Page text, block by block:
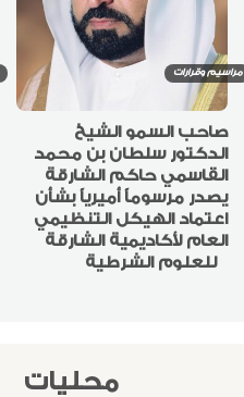
مراسيم وقرارات
صاحب السمو الشيخ
الدكتور سلطان بن محمد
القاسمي حاكم الشارقة
يصدر مرسوماً أميرياً بشأن
اعتماد الهيكل التنظيمي
العام لأكاديمية الشارقة
للعلوم الشرطية
محليات